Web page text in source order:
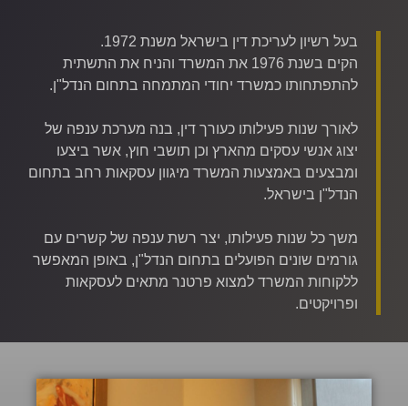
remove_circle_outline הקטנת גופן
הגדלת גופן
ניגודיות בהירה
ניגודיות כהה
הוסף קו תחתון לקישורים
לאפס
את
cached
הצהרת נגישות
בעל רשיון לעריכת דין בישראל משנת 1972.
הקים בשנת 1976 את המשרד והניח את התשתית
להתפתחותו כמשרד יחודי המתמחה בתחום הנדל"ן.
לאורך שנות פעילותו כעורך דין, בנה מערכת ענפה של
יצוג אנשי עסקים מהארץ וכן תושבי חוץ, אשר ביצעו
ומבצעים באמצעות המשרד מיגוון עסקאות רחב בתחום
הנדל"ן בישראל.
משך כל שנות פעילותו, יצר רשת ענפה של קשרים עם
גורמים שונים הפועלים בתחום הנדל"ן, באופן המאפשר
ללקוחות המשרד למצוא פרטנר מתאים לעסקאות
ופרויקטים.